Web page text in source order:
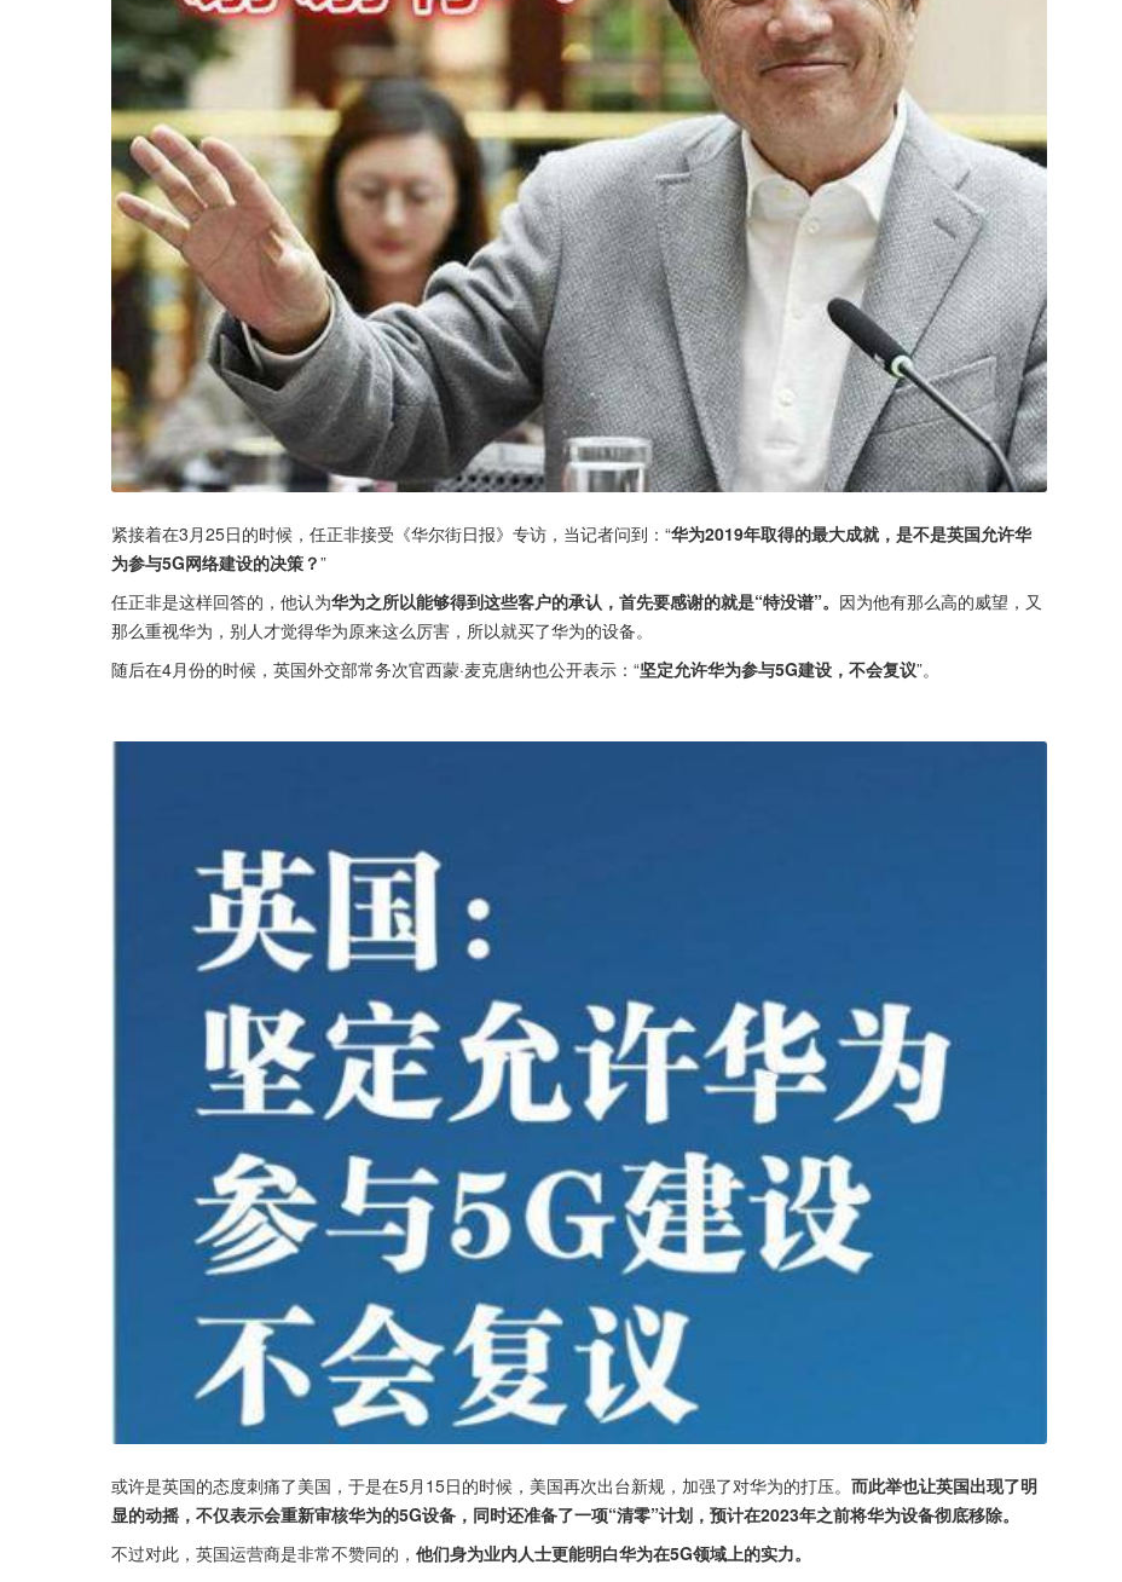
紧接着在3月25日的时候，任正非接受《华尔街日报》专访，当记者问到：“华为2019年取得的最大成就，是不是英国允许华
为参与5G网络建设的决策？”
任正非是这样回答的，他认为华为之所以能够得到这些客户的承认，首先要感谢的就是“特没谱”。 因为他有那么高的威望，又
那么重视华为，别人才觉得华为原来这么厉害，所以就买了华为的设备。
随后在4月份的时候，英国外交部常务次官西蒙·麦克唐纳也公开表示：“坚定允许华为参与5G建设，不会复议”。
或许是英国的态度刺痛了美国，于是在5月15日的时候，美国再次出台新规，加强了对华为的打压。 而此举也让英国出现了明
显的动摇，不仅表示会重新审核华为的5G设备，同时还准备了一项“清零”计划，预计在2023年之前将华为设备彻底移除。
不过对此，英国运营商是非常不赞同的， 他们身为业内人士更能明白华为在5G领域上的实力。